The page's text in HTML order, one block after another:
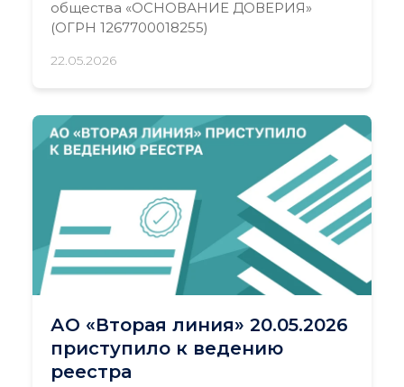
общества «ОСНОВАНИЕ ДОВЕРИЯ»
(ОГРН 1267700018255)
22.05.2026
АО «Вторая линия» 20.05.2026
приступило к ведению
реестра